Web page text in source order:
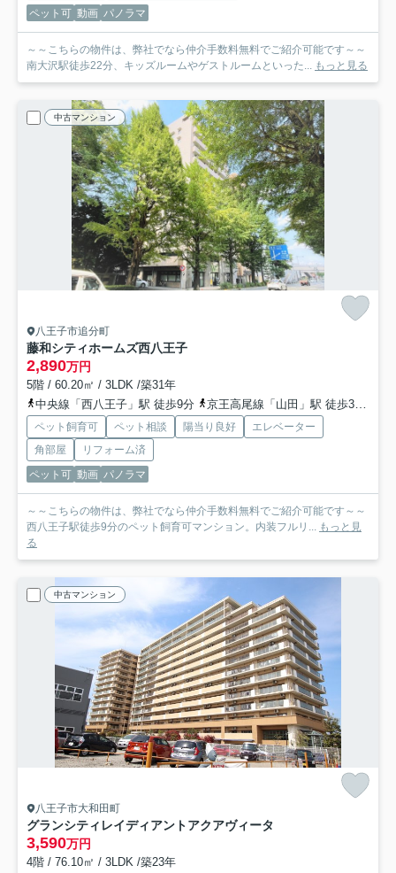
ペット可 動画 パノラマ
～～こちらの物件は、弊社でなら仲介手数料無料でご紹介可能です～～
南大沢駅徒歩22分、キッズルームやゲストルームといった... もっと見る
中古マンション
八王子市追分町
藤和シティホームズ西八王子
2,890万円
5階 / 60.20㎡ / 3LDK /築31年
中央線「西八王子」駅 徒歩9分
京王高尾線「山田」駅 徒歩32分
ペット飼育可 ペット相談 陽当り良好
エレベーター
角部屋
リフォーム済
ペット可 動画 パノラマ
～～こちらの物件は、弊社でなら仲介手数料無料でご紹介可能です～～
西八王子駅徒歩9分のペット飼育可マンション。内装フルリ... もっと見
る
中古マンション
八王子市大和田町
グランシティレイディアントアクアヴィータ
3,590万円
4階 / 76.10㎡ / 3LDK /築23年